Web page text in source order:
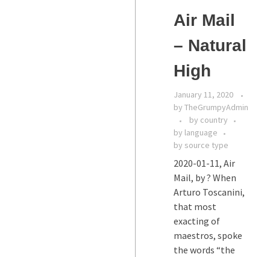
Air Mail
– Natural
High
January 11, 2020
by TheGrumpyAdmin
by country
by language
by source type
2020-01-11, Air
Mail, by ? When
Arturo Toscanini,
that most
exacting of
maestros, spoke
the words “the